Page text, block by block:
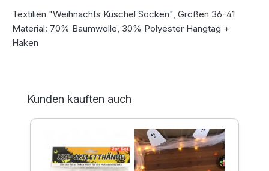
Textilien "Weihnachts Kuschel Socken", Größen 36-41
Material: 70% Baumwolle, 30% Polyester Hangtag +
Haken
Produktgalerie überspringen
Kunden kauften auch